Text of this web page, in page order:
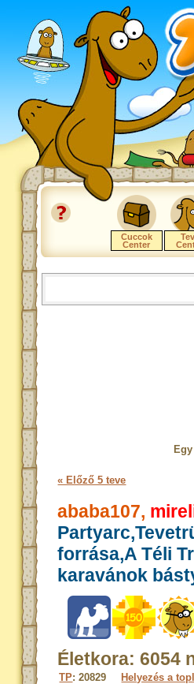
Cuccok
Center
Egy
« Előző 5 teve
ababa107,
forrása,A Téli
karavánok
Életkora: 6054
TP: 20829 Helyezés a